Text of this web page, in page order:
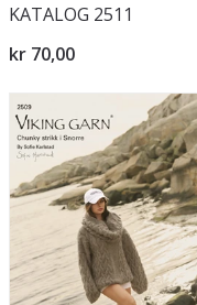
KATALOG 2511
kr 70,00